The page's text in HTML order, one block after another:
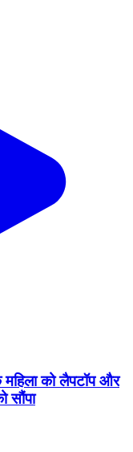
महिला को लैपटॉप और
सौंपा